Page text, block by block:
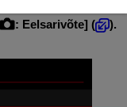
: Eelsarivõte] (
).